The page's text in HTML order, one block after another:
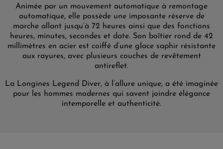
Animée par un mouvement automatique à remontage
automatique, elle possède une imposante réserve de
marche allant jusqu’à 72 heures ainsi que des fonctions
heures, minutes, secondes et date. Son boîtier rond de 42
millimètres en acier est coiffé d’une glace saphir résistante
aux rayures, avec plusieurs couches de revêtement
antireflet.
La Longines Legend Diver, à l’allure unique, a été imaginée
pour les hommes modernes qui savent joindre élégance
intemporelle et authenticité.